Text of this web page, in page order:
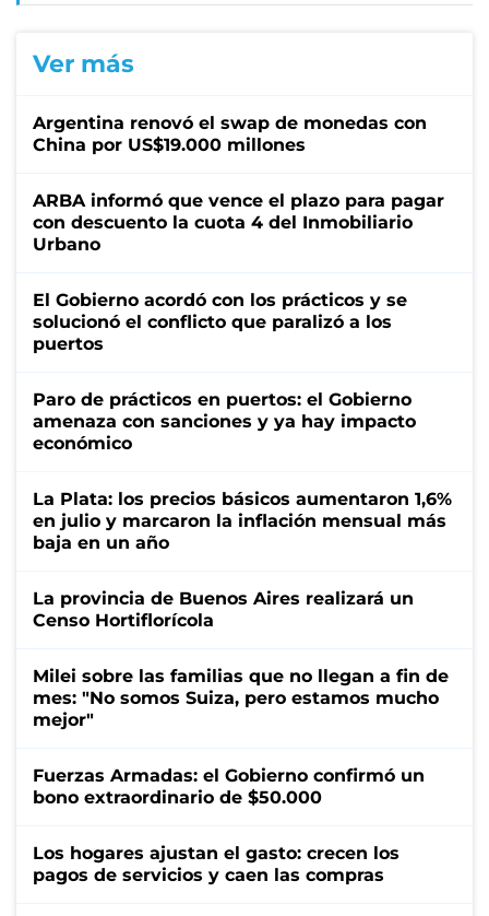
Ver más
Argentina renovó el swap de monedas con
China por US$19.000 millones
ARBA informó que vence el plazo para pagar
con descuento la cuota 4 del Inmobiliario
Urbano
El Gobierno acordó con los prácticos y se
solucionó el conflicto que paralizó a los
puertos
Paro de prácticos en puertos: el Gobierno
amenaza con sanciones y ya hay impacto
económico
La Plata: los precios básicos aumentaron 1,6%
en julio y marcaron la inflación mensual más
baja en un año
La provincia de Buenos Aires realizará un
Censo Hortiflorícola
Milei sobre las familias que no llegan a fin de
mes: "No somos Suiza, pero estamos mucho
mejor"
Fuerzas Armadas: el Gobierno confirmó un
bono extraordinario de $50.000
Los hogares ajustan el gasto: crecen los
pagos de servicios y caen las compras